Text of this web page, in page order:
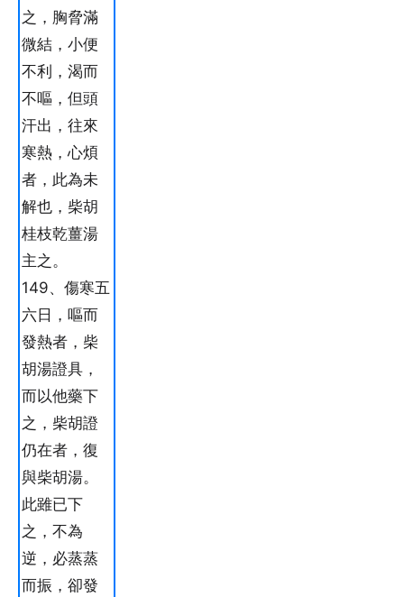
之，胸脅滿
微結，小便
不利，渴而
不嘔，但頭
汗出，往來
寒熱，心煩
者，此為未
解也，柴胡
桂枝乾薑湯
主之。
149、傷寒五
六日，嘔而
發熱者，柴
胡湯證具，
而以他藥下
之，柴胡證
仍在者，復
與柴胡湯。
此雖已下
之，不為
逆，必蒸蒸
而振，卻發